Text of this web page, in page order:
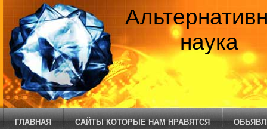
наука
ГЛАВНАЯ САЙТЫ КОТОРЫЕ НАМ НРАВЯТСЯ